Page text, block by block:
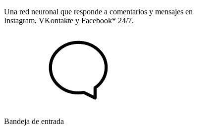
Una red neuronal que responde a comentarios y mensajes en
Instagram, VKontakte y Facebook* 24/7.
Bandeja de entrada